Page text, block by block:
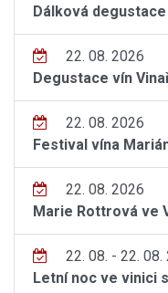
Dálková
22. 08. 2026
Degustace vín
22. 08. 2026
Festival vína
22. 08. 2026
Marie Rottrová ve
22. 08. - 22. 08.
Letní noc ve vinici